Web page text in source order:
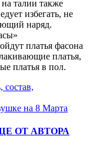
талии также
избегать, не
наряд.
платья фасона
платья,
платья в пол.
состав,
на 8 Марта
ОТ АВТОРА